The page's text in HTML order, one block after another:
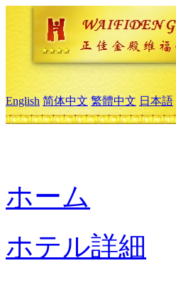
English 简体中文 繁體中文 日本語
ホーム
ホテル詳細